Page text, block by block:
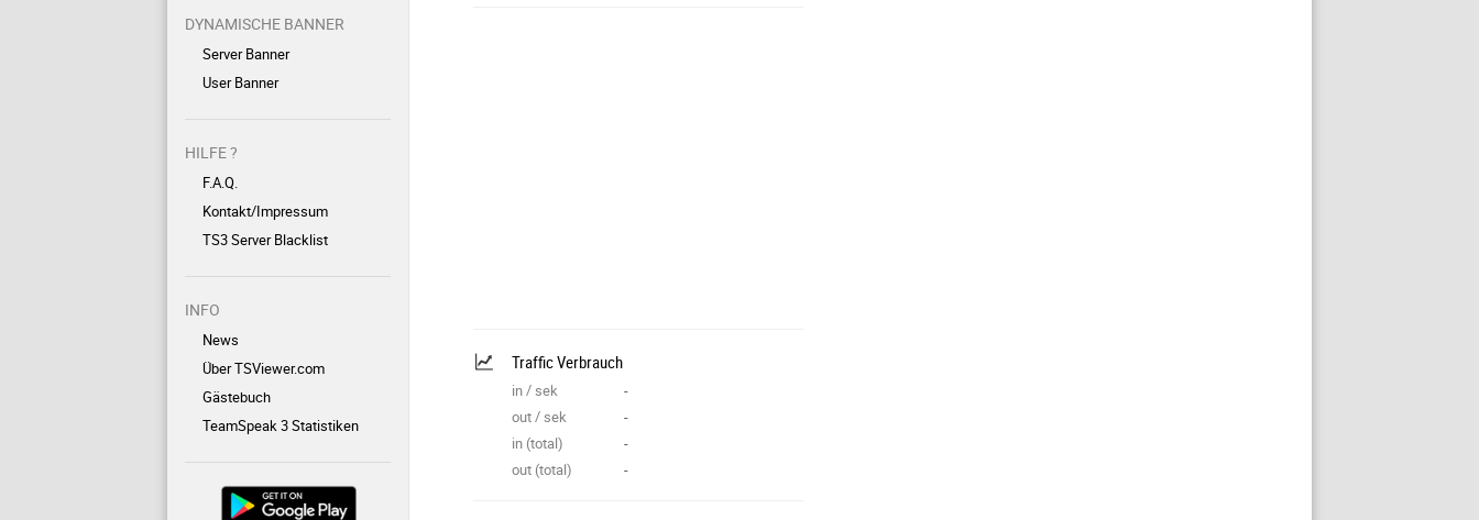
DYNAMISCHE BANNER
Server Banner
User Banner
HILFE ?
F.A.Q.
Kontakt/Impressum
TS3 Server Blacklist
INFO
News
Über TSViewer.com
Gästebuch
TeamSpeak 3 Statistiken
Traffic Verbrauch
in / sek
-
out / sek
-
in (total)
-
out (total)
-